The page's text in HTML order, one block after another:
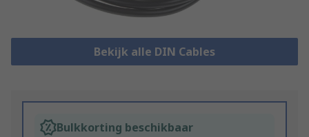
Bekijk alle DIN Cables
Bulkkorting beschikbaar